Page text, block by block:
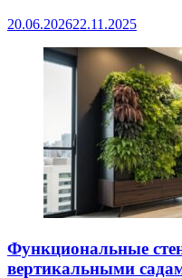
20.06.202622.11.2025
Функциональные
вертикальными